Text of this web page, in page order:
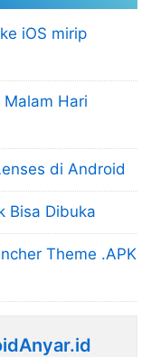
iOS mirip
Hari
di Android
Bisa Dibuka
Theme .APK